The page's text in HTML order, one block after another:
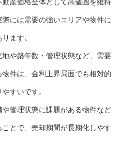
には需要の強いエリアや物件に
ます。
や築年数・管理状態など、需要
件は、金利上昇局面でも相対的
すいです。
管理状態に課題がある物件など
とで、売却期間が長期化しやす